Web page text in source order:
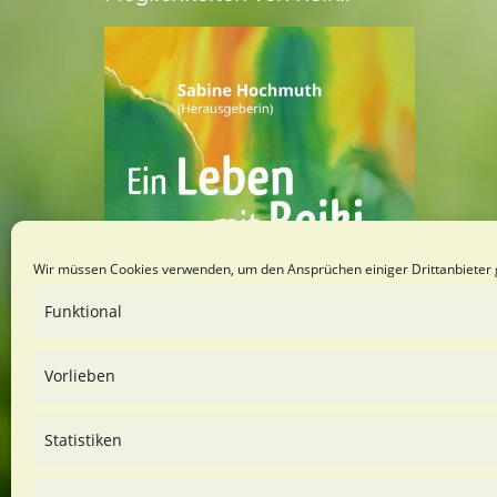
Wir müssen Cookies verwenden, um den Ansprüchen einiger Drittanbieter
Funktional
Vorlieben
Statistiken